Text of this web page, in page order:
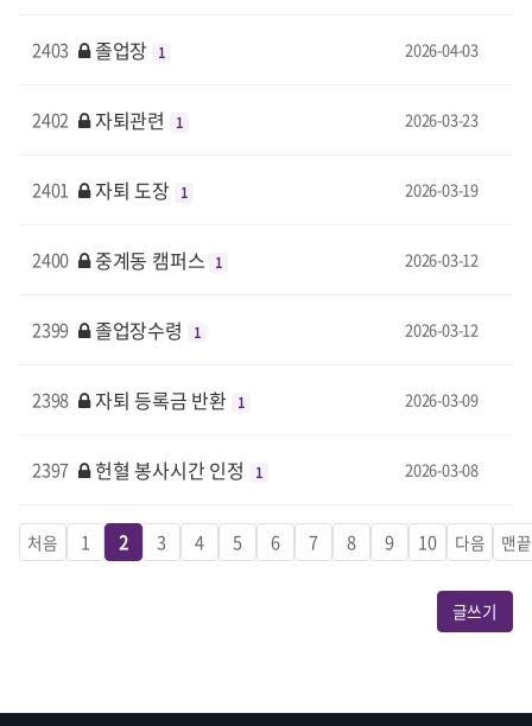
2403 졸업장 1 2026-04-03
2402 자퇴관련 1 2026-03-23
2401 자퇴 도장 1 2026-03-19
2400 중계동 캠퍼스 1 2026-03-12
2399 졸업장수령 1 2026-03-12
2398 자퇴 등록금 반환 1 2026-03-09
2397 헌혈 봉사시간 인정 1 2026-03-08
처음 1 2 3 4 5 6 7 8 9 10 다음 맨끝
글쓰기